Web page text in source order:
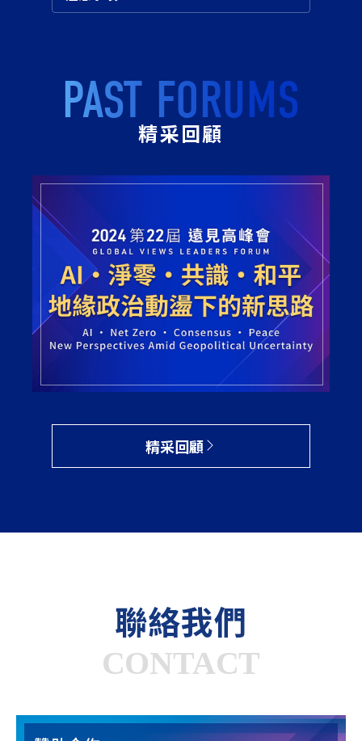
PAST FORUMS
精采回顧
精采回顧
聯絡我們
CONTACT